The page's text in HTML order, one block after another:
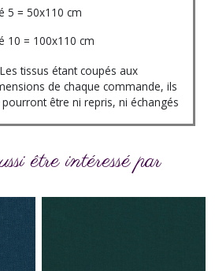
5 = 50x110 cm
10 = 100x110 cm
Les tissus étant coupés aux
de chaque commande, ils
être ni repris, ni échangés
être intéressé par